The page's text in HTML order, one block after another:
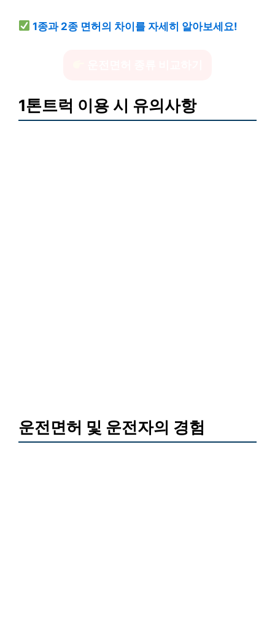
1종과 2종 면허의 차이를 자세히 알아보세요!
1톤트럭 이용 시 유의사항
운전면허 및 운전자의 경험